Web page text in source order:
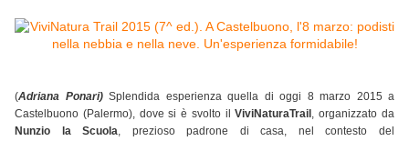
(Adriana Ponari)Splendida esperienza quella di oggi 8 marzo 2015 a
Castelbuono (Palermo), dove si è svolto ilViviNaturaTrail , organizzato da
Nunzio la Scuola, prezioso padrone di casa, nel contesto del